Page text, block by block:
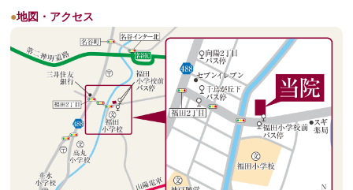
●地図・アクセス